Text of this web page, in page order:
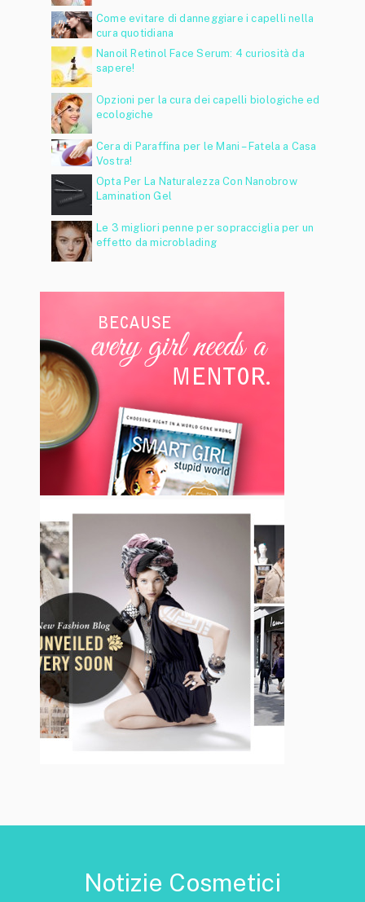
Come evitare di danneggiare i capelli nella
cura quotidiana
Nanoil Retinol Face Serum: 4 curiosità da
sapere!
Opzioni per la cura dei capelli biologiche ed
ecologiche
Cera di Paraffina per le Mani – Fatela a Casa
Vostra!
Opta Per La Naturalezza Con Nanobrow
Lamination Gel
Le 3 migliori penne per sopracciglia per un
effetto da microblading
Notizie Cosmetici